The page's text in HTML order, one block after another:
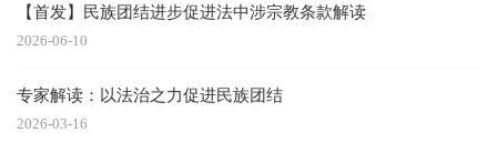
【首发】民族团结进步促进法中涉宗教条款解读
2026-06-10
专家解读：以法治之力促进民族团结
2026-03-16